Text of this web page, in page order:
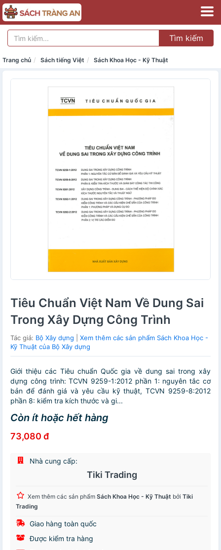
Tìm kiếm
Trang chủ Sách tiếng Việt Sách Khoa Học - Kỹ Thuật
Tiêu Chuẩn Việt Nam Về Dung Sai
Trong Xây Dựng Công Trình
Tác giả: Bộ Xây dựng
Xem thêm các sản phẩm Sách Khoa Học -
Kỹ Thuật của Bộ Xây dựng
Giới thiệu các Tiêu chuẩn Quốc gia về dung sai trong xây
dựng công trình: TCVN 9259-1:2012 phần 1: nguyên tắc cơ
bản để đánh giá và yêu cầu kỹ thuật, TCVN 9259-8:2012
phần 8: kiểm tra kích thước và gi...
Còn ít hoặc hết hàng
73,080 đ
Nhà cung cấp:
Tiki Trading
Xem thêm các sản phẩm Sách Khoa Học - Kỹ Thuật bởi Tiki
Trading
Giao hàng toàn quốc
Được kiểm tra hàng